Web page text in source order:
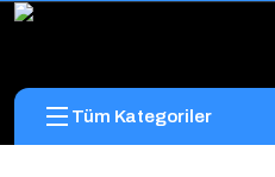
Tüm Kategoriler